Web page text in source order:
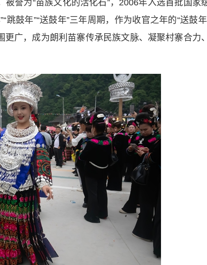
为“苗族文化的活化石”，2006年入选首批国家
鼓年”“送鼓年”三年周期，作为收官之年的“送鼓年
广，成为朗利苗寨传承民族文脉、凝聚村寨合力